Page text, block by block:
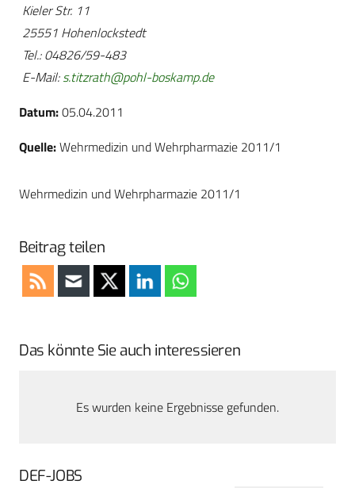
Kieler Str. 11
25551 Hohenlockstedt
Tel.: 04826/59-483
E-Mail:s.titzrath@pohl-boskamp.de
Datum:05.04.2011
Quelle:Wehrmedizin und Wehrpharmazie 2011/1
Wehrmedizin und Wehrpharmazie 2011/1
Beitrag teilen
Das könnte Sie auch interessieren
Es wurden keine Ergebnisse gefunden.
DEF-JOBS